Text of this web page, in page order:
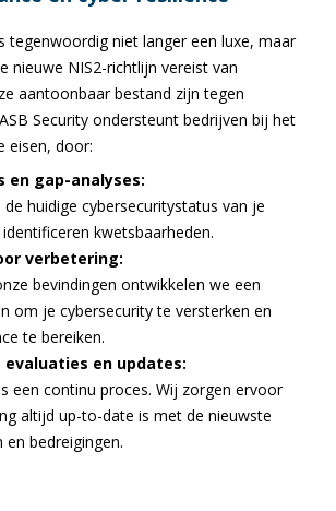
tegenwoordig niet langer een luxe, maar
nieuwe NIS2-richtlijn vereist van
aantoonbaar bestand zijn tegen
Security ondersteunt bedrijven bij het
eisen, door:
en gap-analyses:
de huidige cybersecuritystatus van je
kwetsbaarheden.
verbetering:
bevindingen ontwikkelen we een
om je cybersecurity te versterken en
te bereiken.
en updates:
een continu proces. Wij zorgen ervoor
altijd up-to-date is met de nieuwste
bedreigingen.